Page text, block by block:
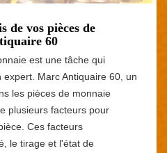
de vos pièces de
60
est une tâche qui
Marc Antiquaire 60, un
les pièces de monnaie
plusieurs facteurs pour
Ces facteurs
le tirage et l'état de